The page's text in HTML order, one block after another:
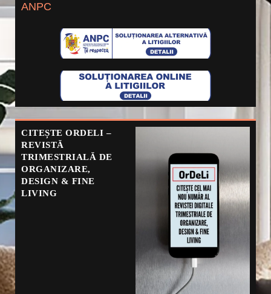
ANPC
CITEȘTE ORDELI –
REVISTĂ
TRIMESTRIALĂ DE
ORGANIZARE,
DESIGN & FINE
LIVING